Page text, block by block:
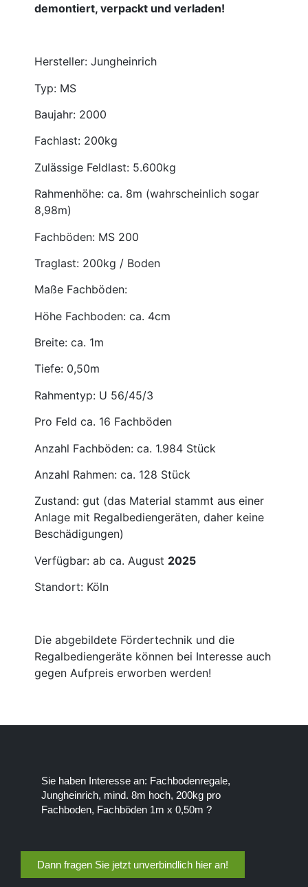
demontiert, verpackt und verladen!
Hersteller: Jungheinrich
Typ: MS
Baujahr: 2000
Fachlast: 200kg
Zulässige Feldlast: 5.600kg
Rahmenhöhe: ca. 8m (wahrscheinlich sogar
8,98m)
Fachböden: MS 200
Traglast: 200kg / Boden
Maße Fachböden:
Höhe Fachboden: ca. 4cm
Breite: ca. 1m
Tiefe: 0,50m
Rahmentyp: U 56/45/3
Pro Feld ca. 16 Fachböden
Anzahl Fachböden: ca. 1.984 Stück
Anzahl Rahmen: ca. 128 Stück
Zustand: gut (das Material stammt aus einer
Anlage mit Regalbediengeräten, daher keine
Beschädigungen)
Verfügbar: ab ca. August 2025
Standort: Köln
Die abgebildete Fördertechnik und die
Regalbediengeräte können bei Interesse auch
gegen Aufpreis erworben werden!
Sie haben Interesse an: Fachbodenregale,
Jungheinrich, mind. 8m hoch, 200kg pro
Fachboden, Fachböden 1m x 0,50m ?
Dann fragen Sie jetzt unverbindlich hier an!